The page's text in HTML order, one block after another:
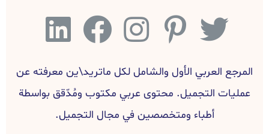
المرجع العربي الأول والشامل لكل ماتريد\ين معرفته عن
عمليات التجميل. محتوى عربي مكتوب ومُدّقق بواسطة
أطباء ومتخصصين في مجال التجميل.